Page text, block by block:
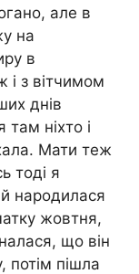
але в
на
в
і з вітчимом
днів
ніхто і
Мати теж
тоді я
й народилася
жовтня,
що він
потім пішла